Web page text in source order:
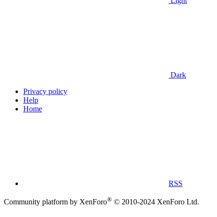
Dark
Privacy policy
Help
Home
RSS
Community platform by XenForo® © 2010-2024 XenForo Ltd.